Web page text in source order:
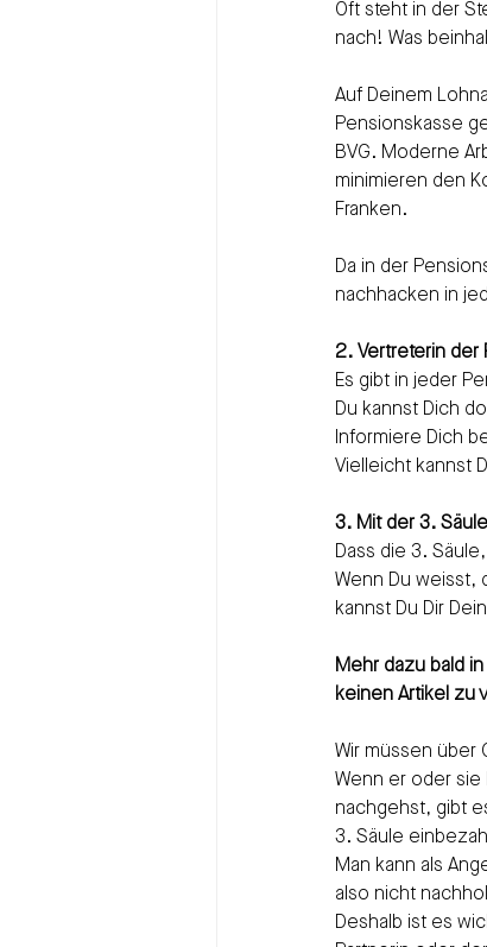
Oft steht in der
nach! Was
Auf Deinem
Pensionskasse
BVG. Moderne
minimieren den
Franken.
Da in der
nachhacken in
2. Vertreterin der
Es gibt in jeder
Du kannst Dich
Informiere Dich
Vielleicht kannst
3. Mit der 3.
Dass die 3.
Wenn Du weisst,
kannst Du Dir
Mehr dazu bald
keinen Artikel zu
Wir müssen über
Wenn er oder
nachgehst, gibt
3. Säule
Man kann als
also nicht
Deshalb ist es